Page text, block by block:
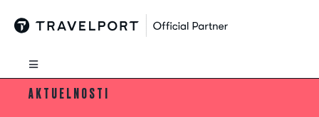
Toggle
Rešenja
AKTUELNOSTI